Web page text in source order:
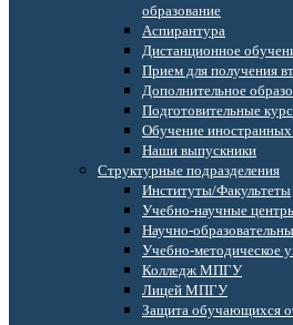
образование
Аспирантура
Дистанционное
Прием для получения
Дополнительное
Подготовительные
Обучение иностранных
Наши выпускники
Структурные подразделения
Институты/Факультеты
Учебно-научные
Научно-
Учебно-методическое
Колледж МПГУ
Лицей МПГУ
Защита обучающихся